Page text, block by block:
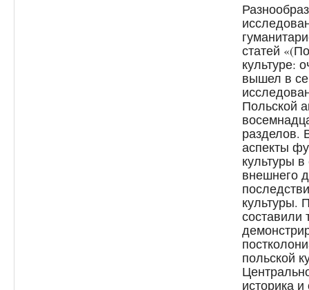
статей
культуре:
вышел в
Польской
разделов.
аспекты
культуры
внешнего
культуры.
составили
польской
историка и